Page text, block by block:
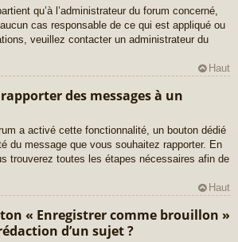
qu’à l’administrateur du forum concerné,
cas responsable de ce qui est appliqué ou
veuillez contacter un administrateur du
Haut
des messages à un
a activé cette fonctionnalité, un bouton dédié
du message que vous souhaitez rapporter. En
trouverez toutes les étapes nécessaires afin de
Haut
« Enregistrer comme brouillon »
d’un sujet ?